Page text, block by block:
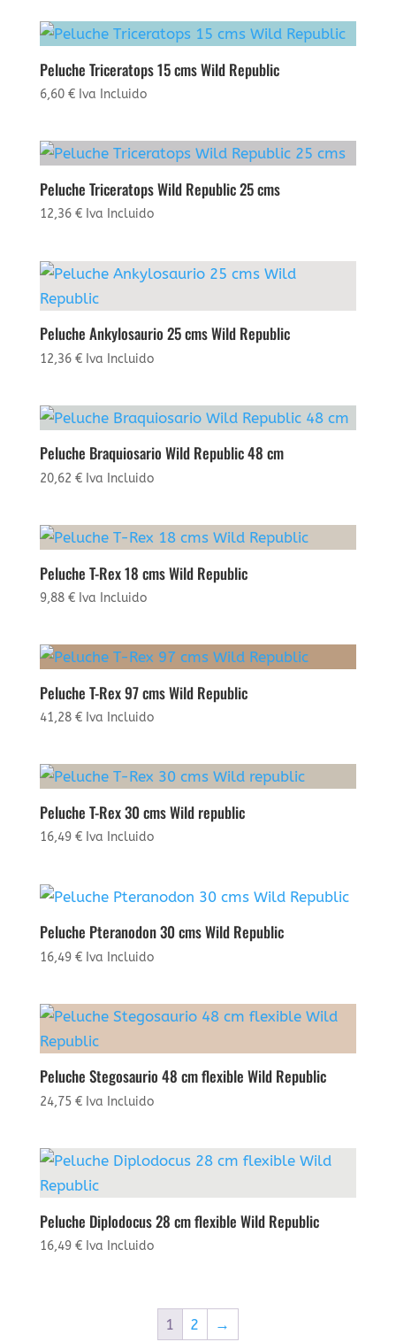
Peluche Triceratops 15 cms Wild Republic
6,60 € Iva Incluido
Peluche Triceratops Wild Republic 25 cms
12,36 € Iva Incluido
Peluche Ankylosaurio 25 cms Wild Republic
12,36 € Iva Incluido
Peluche Braquiosario Wild Republic 48 cm
20,62 € Iva Incluido
Peluche T-Rex 18 cms Wild Republic
9,88 € Iva Incluido
Peluche T-Rex 97 cms Wild Republic
41,28 € Iva Incluido
Peluche T-Rex 30 cms Wild republic
16,49 € Iva Incluido
Peluche Pteranodon 30 cms Wild Republic
16,49 € Iva Incluido
Peluche Stegosaurio 48 cm flexible Wild Republic
24,75 € Iva Incluido
Peluche Diplodocus 28 cm flexible Wild Republic
16,49 € Iva Incluido
1 2 →